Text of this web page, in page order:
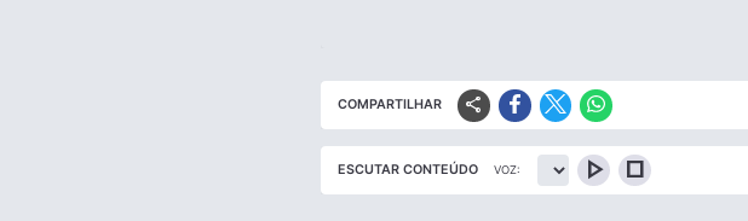
COMPARTILHAR share
ESCUTAR CONTEÚDO VOZ: play_arrow stop